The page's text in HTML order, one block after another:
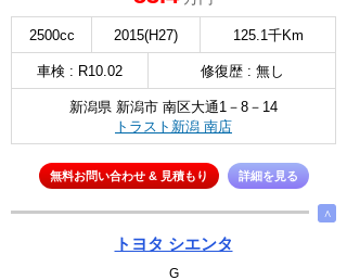
2500cc 2015(H27) 125.1千Km
車検 : R10.02 修復歴 : 無し
新潟県 新潟市 南区大通1－8－14
トラスト新潟 南店
無料お問い合わせ & 見積もり 詳細を見る
∧
トヨタ シエンタ
G